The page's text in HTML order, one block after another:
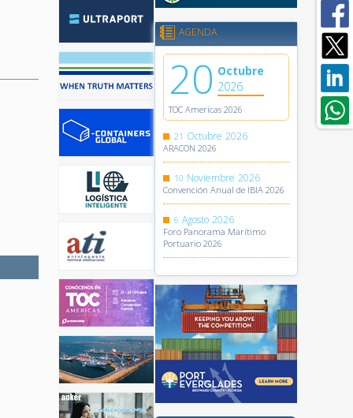
AGENDA
20 Octubre
2026
TOC Americas 2026
21 Octubre 2026
ARACON 2026
10 Noviembre 2026
Convención Anual de IBIA 2026
6 Agosto 2026
Foro Panorama Marítimo
Portuario 2026